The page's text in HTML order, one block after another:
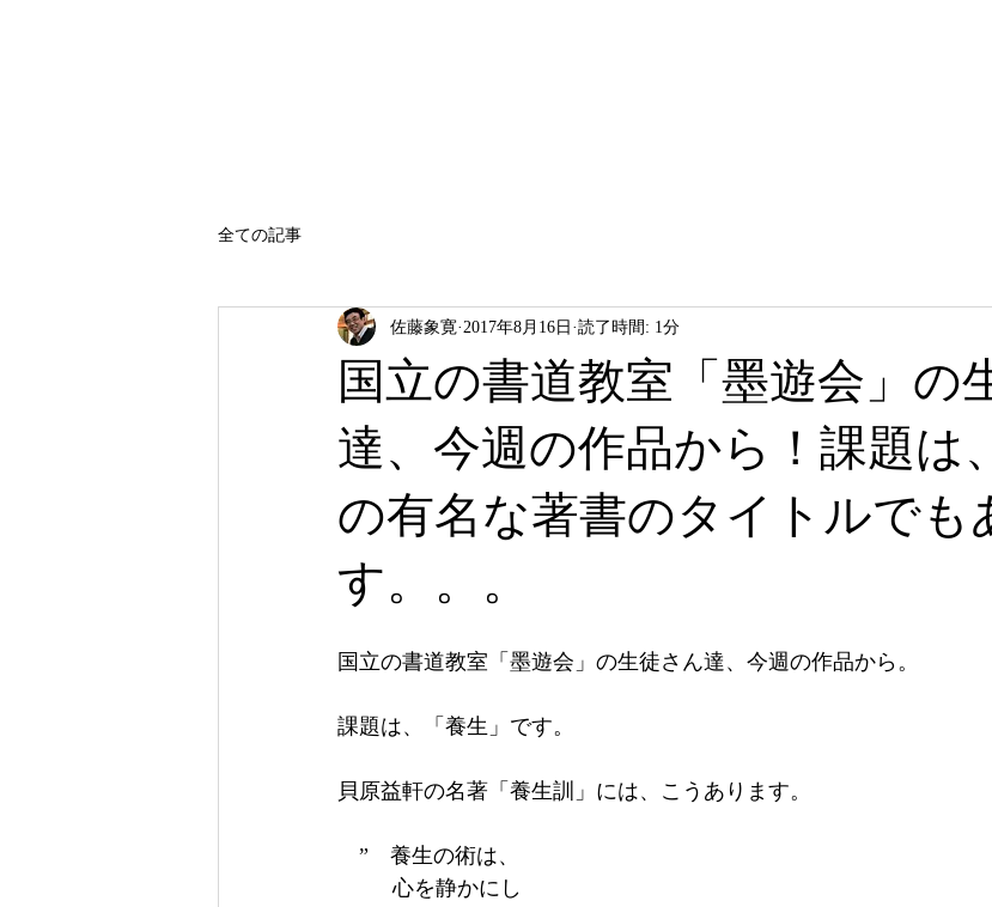
全ての記事
国立の書道教室「墨遊会」の
達、今週の作品から！課題は
の有名な著書のタイトルでも
す。。。
佐藤象寛 2017年8月16日 読了時間: 1分
国立の書道教室「墨遊会」の生徒さん達、今週の作品から。
課題は、「養生」です。
貝原益軒の名著「養生訓」には、こうあります。
”　養生の術は、
心を静かにし